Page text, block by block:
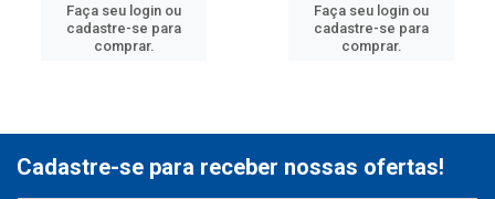
Faça seu login ou
cadastre-se para
comprar.
Faça seu login ou
cadastre-se para
comprar.
Cadastre-se para receber nossas ofertas!